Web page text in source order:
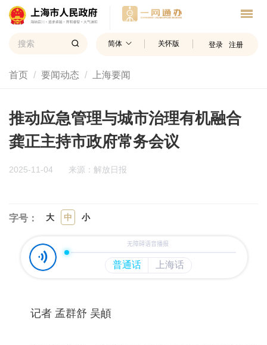
简体 关怀版 登录 注册
首页 要闻动态 上海要闻
推动应急管理与城市治理有机融合
龚正主持市政府常务会议
2025-11-04 来源：解放日报
字号： 大 中 小
记者 孟群舒 吴頔